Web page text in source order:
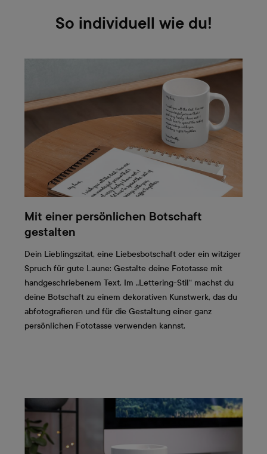
So individuell wie du!
Mit einer persönlichen Botschaft
gestalten
Dein Lieblingszitat, eine Liebesbotschaft oder ein witziger
Spruch für gute Laune: Gestalte deine Fototasse mit
handgeschriebenem Text. Im „Lettering-Stil“ machst du
deine Botschaft zu einem dekorativen Kunstwerk, das du
abfotografieren und für die Gestaltung einer ganz
persönlichen Fototasse verwenden kannst.